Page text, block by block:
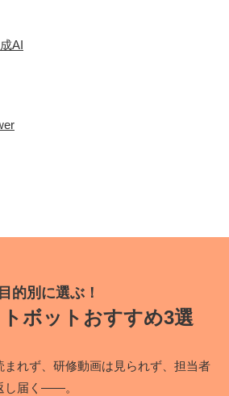
AI
目的別に選ぶ！
ボットおすすめ3選
れず、研修動画は見られず、担当者
し届く――。